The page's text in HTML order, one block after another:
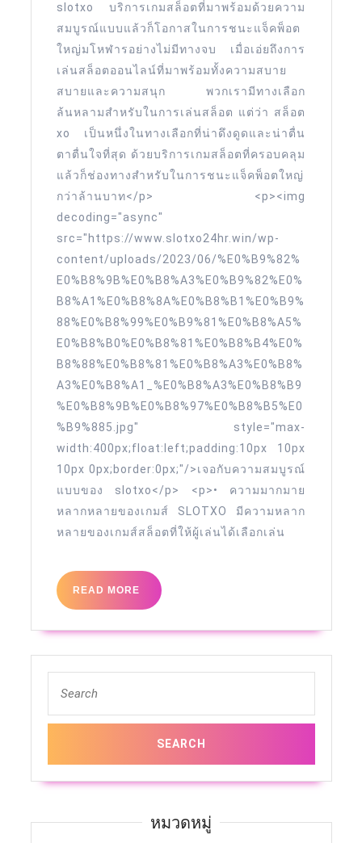
66
by
Sibyl
slotxo24hr.win
12
กร
กฎา
2024
slotxo บริการเกมสล็อตที่มาพร้อมด้วยความ
สมบูรณ์แบบแล้วก็โอกาสในการชนะแจ็คพ็อต
ใหญ่มโหฬารอย่างไม่มีทางจบ เมื่อเอ่ยถึงการ
เล่นสล็อตออนไลน์ที่มาพร้อมทั้งความสบาย
สบายและความสนุก พวกเรามีทางเลือก
ล้นหลามสำหรับในการเล่นสล็อต แต่ว่า สล็อต
xo เป็นหนึ่งในทางเลือกที่น่าดึงดูดและน่าตื่น
ตาตื่นใจที่สุด ด้วยบริการเกมสล็อตที่ครอบคลุม
แล้วก็ช่องทางสำหรับในการชนะแจ็คพ็อตใหญ่
กว่าล้านบาท</p> <p><img
decoding="async"
src="https://www.slotxo24hr.win/wp-
content/uploads/2023/06/%E0%B9%82%
E0%B8%9B%E0%B8%A3%E0%B9%82%E0%
B8%A1%E0%B8%8A%E0%B8%B1%E0%B9%
88%E0%B8%99%E0%B9%81%E0%B8%A5%
E0%B8%B0%E0%B8%81%E0%B8%B4%E0%
B8%88%E0%B8%81%E0%B8%A3%E0%B8%
A3%E0%B8%A1_%E0%B8%A3%E0%B8%B9
%E0%B8%9B%E0%B8%97%E0%B8%B5%E0
%B9%885.jpg" style="max-
width:400px;float:left;padding:10px 10px
10px 0px;border:0px;"/>เจอกับความสมบูรณ์
แบบของ slotxo</p> <p>• ความมากมาย
หลากหลายของเกมส์ SLOTXO มีความหลาก
หลายของเกมส์สล็อตที่ให้ผู้เล่นได้เลือกเล่น
READ MORE
READ
MORE
for:
หมวดหมู่